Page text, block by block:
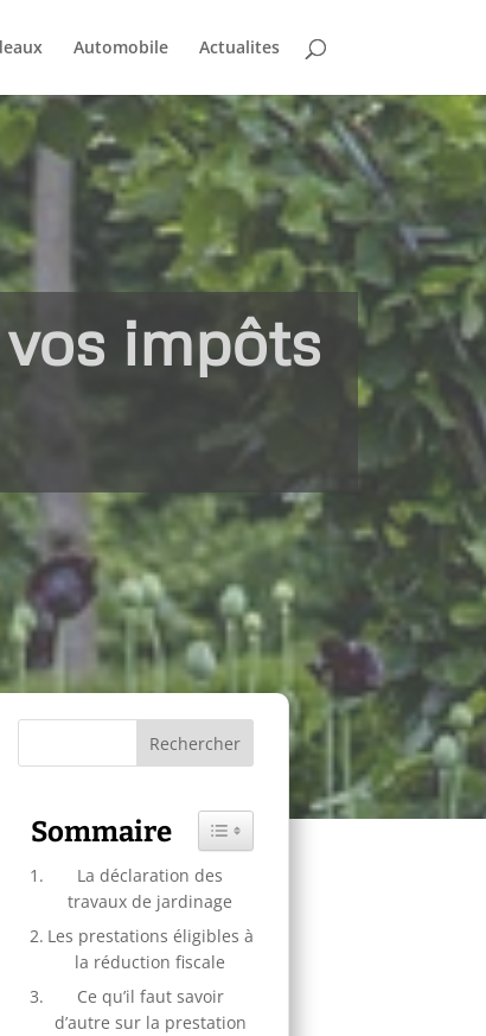
Automobile Actualites
impôts
Sommaire Toggle Table of Content
La déclaration des
travaux de jardinage
Les prestations éligibles à
la réduction fiscale
Ce qu’il faut savoir
d’autre sur la prestation